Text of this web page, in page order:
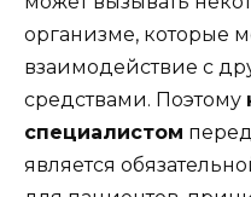
организме, которые
взаимодействие с
средствами. Поэтому
специалистом
является